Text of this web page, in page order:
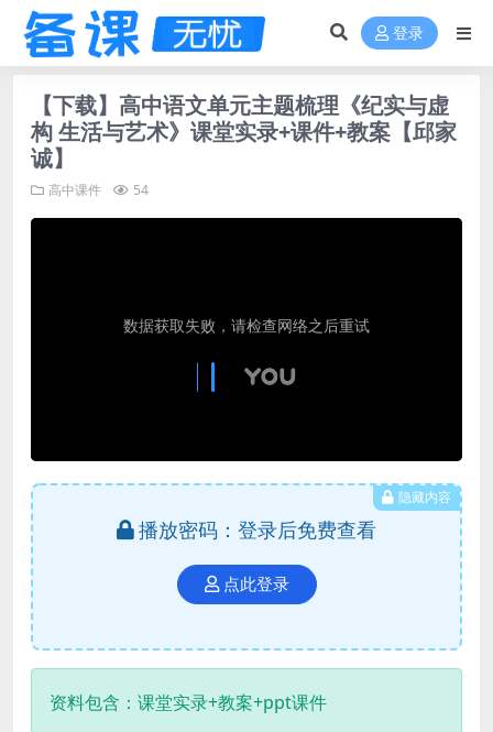
登录
【下载】高中语文单元主题梳理《纪实与虚
构 生活与艺术》课堂实录+课件+教案【邱家
诚】
高中课件 54
隐藏内容
播放密码：登录后免费查看
点此登录
资料包含：课堂实录+教案+ppt课件